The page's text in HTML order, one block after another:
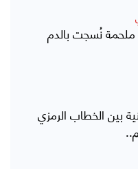
ملحمة نُسجت بالدم
بين الخطاب الرمزي